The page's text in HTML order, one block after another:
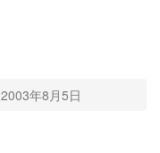
2003年8月5日